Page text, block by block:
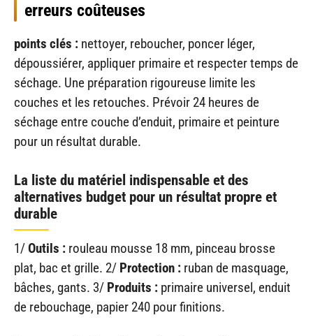
erreurs coûteuses
points clés : nettoyer, reboucher, poncer léger,
dépoussiérer, appliquer primaire et respecter temps de
séchage. Une préparation rigoureuse limite les
couches et les retouches. Prévoir 24 heures de
séchage entre couche d’enduit, primaire et peinture
pour un résultat durable.
La liste du matériel indispensable et des
alternatives budget pour un résultat propre et
durable
1/Outils : rouleau mousse 18 mm, pinceau brosse
plat, bac et grille. 2/ Protection : ruban de masquage,
bâches, gants. 3/ Produits : primaire universel, enduit
de rebouchage, papier 240 pour finitions.